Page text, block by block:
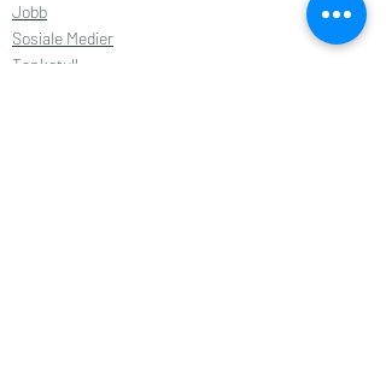
Jobb
Sosiale Medier
Tanketull